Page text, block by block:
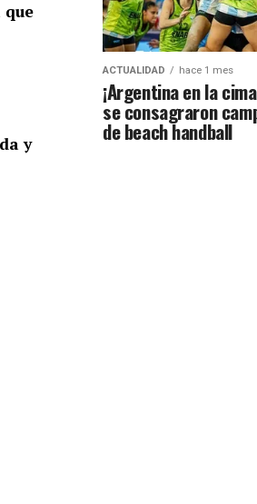
que
y
ACTUALIDAD hace 1 mes
¡Argentina en la
se consagraron
de beach handball